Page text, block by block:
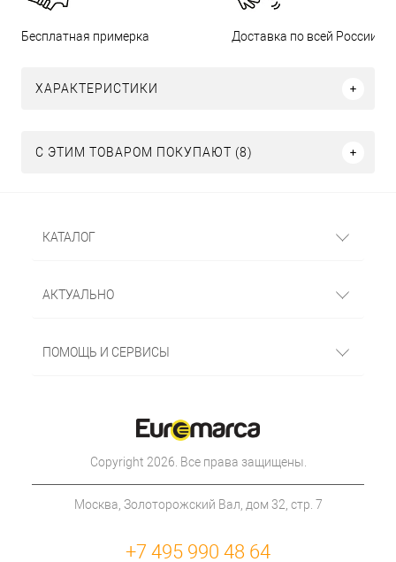
Бесплатная примерка Доставка по всей России
ХАРАКТЕРИСТИКИ
С ЭТИМ ТОВАРОМ ПОКУПАЮТ (8)
КАТАЛОГ
АКТУАЛЬНО
ПОМОЩЬ И СЕРВИСЫ
Copyright 2026. Все права защищены.
Москва, Золоторожский Вал, дом 32, стр. 7
+7 495 990 48 64